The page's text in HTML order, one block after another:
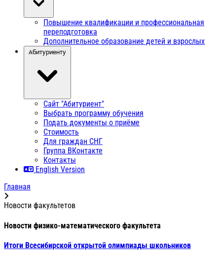
Повышение квалификации и профессиональная
переподготовка
Дополнительное образование детей и взрослых
Абитуриенту
Сайт "Абитуриент"
Выбрать программу обучения
Подать документы о приёме
Стоимость
Для граждан СНГ
Группа ВКонтакте
Контакты
English Version
Главная
Новости факультетов
Новости физико-математического факультета
Итоги Всесибирской открытой олимпиады школьников